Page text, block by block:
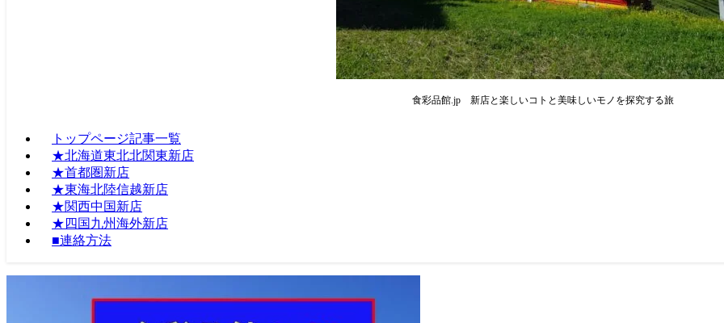
食彩品館.jp 新店と楽しいコトと美味しいモノを探究する旅
トップページ記事一覧
★北海道東北北関東新店
★首都圏新店
★東海北陸信越新店
★関西中国新店
★四国九州海外新店
■連絡方法